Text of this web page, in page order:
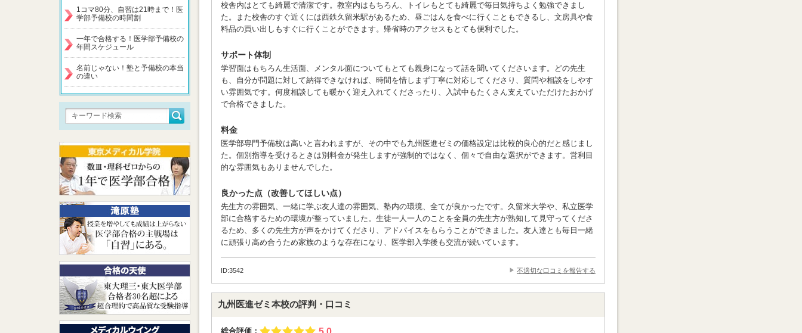
校舎内はとても綺麗で清潔です。教室内はもちろん、トイレもとても綺麗で毎日気持ちよく勉強できまし
た。また校舎のすぐ近くには西鉄久留米駅があるため、昼ごはんを食べに行くこともできるし、文房具や食
料品の買い出しもすぐに行くことができます。帰省時のアクセスもとても便利でした。
サポート体制
学習面はもちろん生活面、メンタル面についてもとても親身になって話を聞いてくださいます。どの先生
も、自分が問題に対して納得できなければ、時間を惜しまず丁寧に対応してくださり、質問や相談をしやす
い雰囲気です。何度相談しても暖かく迎え入れてくださったり、入試中もたくさん支えていただけたおかげ
で合格できました。
料金
医学部専門予備校は高いと言われますが、その中でも九州医進ゼミの価格設定は比較的良心的だと感じまし
た。個別指導を受けるときは別料金が発生しますが強制的ではなく、個々で自由な選択ができます。営利目
的な雰囲気もありませんでした。
良かった点（改善してほしい点）
先生方の雰囲気、一緒に学ぶ友人達の雰囲気、塾内の環境、全てが良かったです。久留米大学や、私立医学
部に合格するための環境が整っていました。生徒一人一人のことを全員の先生方が熟知して見守ってくださ
るため、多くの先生方が声をかけてくださり、アドバイスをもらうことができました。友人達とも毎日一緒
に頑張り高め合うため家族のような存在になり、医学部入学後も交流が続いています。
ID:3542 不適切な口コミを報告する
九州医進ゼミ本校の評判・口コミ
総合評価：
1コマ80分、自習は21時まで！医
学部予備校の時間割
一年で合格する！医学部予備校の
年間スケジュール
名前じゃない！塾と予備校の本当
の違い